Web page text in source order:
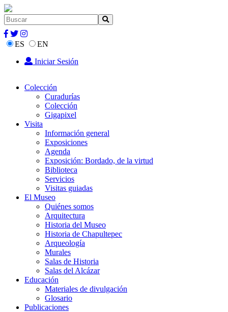
ES
EN
Iniciar Sesión
Colección
Curadurías
Colección
Gigapixel
Visita
Información general
Exposiciones
Agenda
Exposición: Bordado, de la virtud
Biblioteca
Servicios
Visitas guiadas
El Museo
Quiénes somos
Arquitectura
Historia del Museo
Historia de Chapultepec
Arqueología
Murales
Salas de Historia
Salas del Alcázar
Educación
Materiales de divulgación
Glosario
Publicaciones